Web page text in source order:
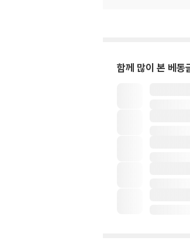
함께 많이 본 베동